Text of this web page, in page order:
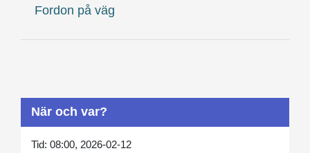
Fordon på väg
När och var?
Tid: 08:00, 2026-02-12